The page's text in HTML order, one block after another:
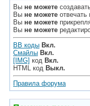
Вы не можете
Вы не можете отвечать
Вы не можете
Вы не можете
BB коды Вкл.
Смайлы Вкл.
[IMG] код Вкл.
HTML код Выкл.
Правила форума